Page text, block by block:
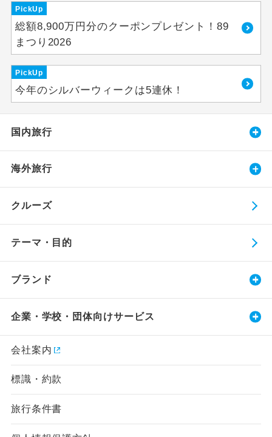
PickUp
総額8,900万円分のクーポンプレゼント！89
まつり2026
PickUp
今年のシルバーウィークは5連休！
国内旅行
海外旅行
クルーズ
テーマ・目的
ブランド
企業・学校・団体向けサービス
会社案内
標識・約款
旅行条件書